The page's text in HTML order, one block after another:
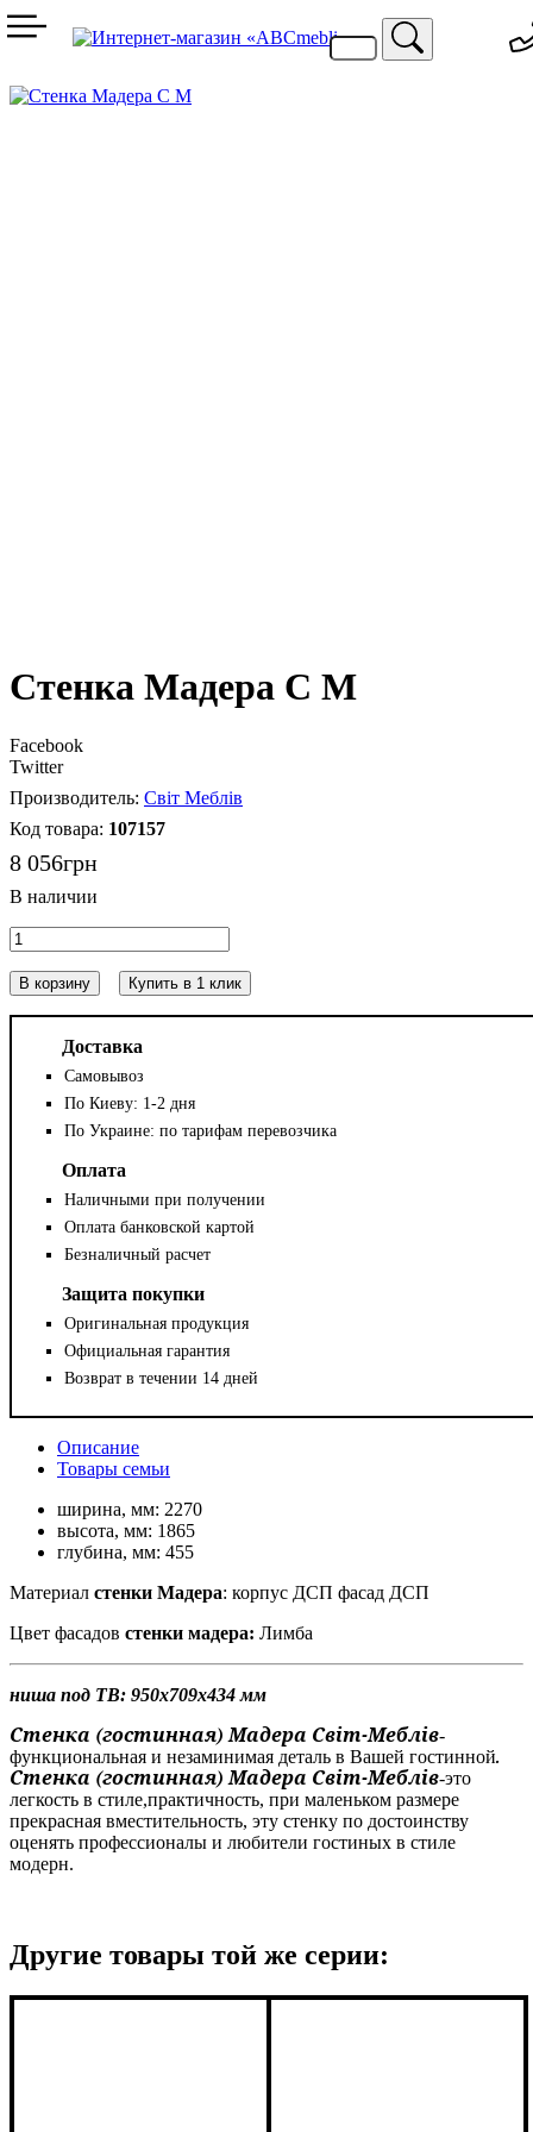
Стенка Мадера С М
Facebook
Twitter
Світ Меблів
107157
8 056грн
В корзину Купить в 1 клик
Доставка
Самовывоз
По Киеву: 1-2 дня
По Украине: по тарифам перевозчика
Оплата
Наличными при получении
Оплата банковской картой
Безналичный расчет
Защита покупки
Оригинальная продукция
Официальная гарантия
Возврат в течении 14 дней
Описание
Товары семьи
ширина, мм: 2270
высота, мм: 1865
глубина, мм: 455
Материал стенки Мадера: корпус ДСП фасад ДСП
Цвет фасадов стенки мадера: Лимба
ниша под ТВ: 950х709х434 мм
Стенка (гостинная) Мадера Світ-Меблів-
функциональная и незаминимая деталь в Вашей гостинной.
Стенка (гостинная) Мадера Світ-Меблів-это
легкость в стиле,практичность, при маленьком размере
прекрасная вместительность, эту стенку по достоинству
оценять профессионалы и любители гостиных в стиле
модерн.
Другие товары той же серии: